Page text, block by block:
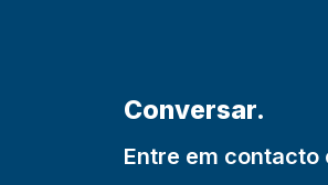
Conversar.
Entre em contacto